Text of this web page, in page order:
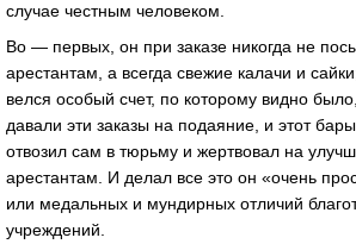
случае честным человеком.
Во — первых, он при заказе никогда не
арестантам, а всегда свежие калачи и
велся особый счет, по которому видно
давали эти заказы на подаяние, и этот
отвозил сам в тюрьму и жертвовал на
арестантам. И делал все это он «очень
или медальных и мундирных отличий
учреждений.